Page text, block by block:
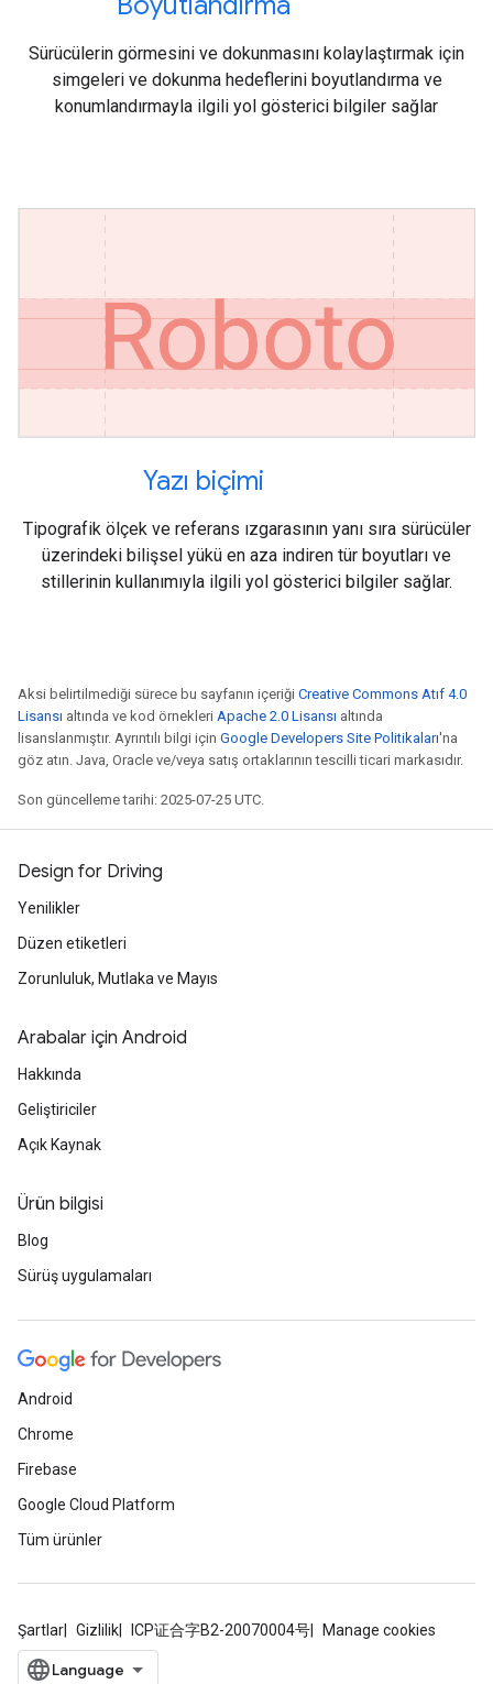
Sürücülerin görmesini ve dokunmasını kolaylaştırmak için
simgeleri ve dokunma hedeflerini boyutlandırma ve
konumlandırmayla ilgili yol gösterici bilgiler sağlar
Yazı biçimi
Tipografik ölçek ve referans ızgarasının yanı sıra sürücüler
üzerindeki bilişsel yükü en aza indiren tür boyutları ve
stillerinin kullanımıyla ilgili yol gösterici bilgiler sağlar.
Aksi belirtilmediği sürece bu sayfanın içeriği Creative Commons Atıf 4.0
Lisansı altında ve kod örnekleri Apache 2.0 Lisansı altında
lisanslanmıştır. Ayrıntılı bilgi için Google Developers Site Politikaları'na
göz atın. Java, Oracle ve/veya satış ortaklarının tescilli ticari markasıdır.
Son güncelleme tarihi: 2025-07-25 UTC.
Design for Driving
Yenilikler
Düzen etiketleri
Zorunluluk, Mutlaka ve Mayıs
Arabalar için Android
Hakkında
Geliştiriciler
Açık Kaynak
Ürün bilgisi
Blog
Sürüş uygulamaları
Android
Chrome
Firebase
Google Cloud Platform
Tüm ürünler
Şartlar Gizlilik ICP证合字B2-20070004号 Manage cookies